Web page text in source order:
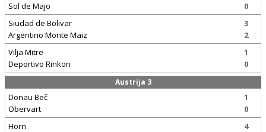
Sol de Majo
0
Siudad de Bolivar
Argentino Monte Maiz
3
2
Vilja Mitre
Deportivo Rinkon
1
0
Austrija 3
Donau Beč
Obervart
1
0
Horn
4